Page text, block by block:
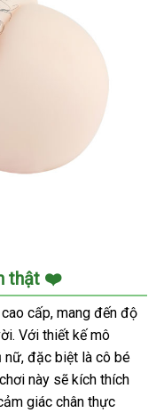
thật ❤️
cấp, mang đến độ
Với thiết kế mô
nữ, đặc biệt là cô bé
này sẽ kích thích
giác chân thực